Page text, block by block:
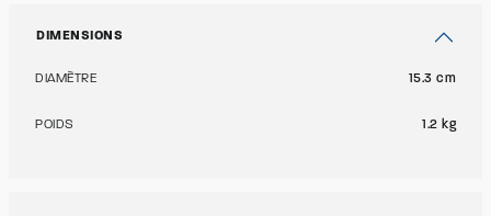
DIMENSIONS
DIAMÈTRE 15.3 cm
POIDS 1.2 kg